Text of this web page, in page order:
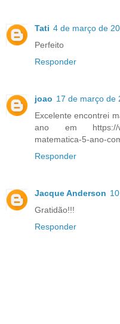
Tati 4 de março de
Perfeito
Responder
joao 17 de março de
Excelente encontrei
ano em https://
matematica-5-ano-
Responder
Jacque Anderson
Gratidão!!!
Responder